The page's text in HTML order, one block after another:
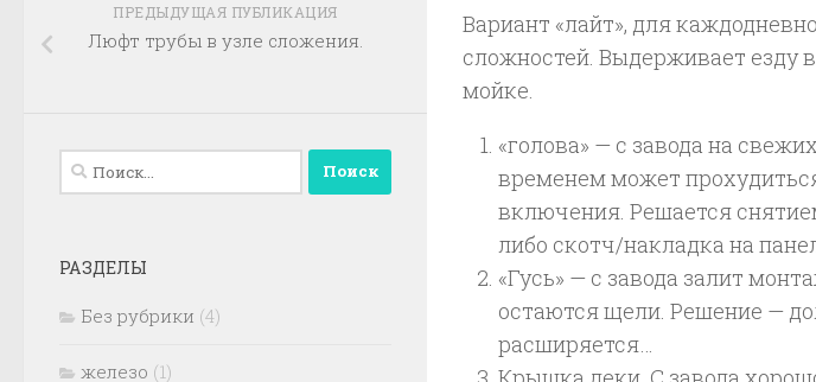
Вариант «лайт», для
сложностей. Выдерживает езду
мойке.
«голова» — с завода на
временем может
включения. Решается
либо скотч/накладка на
«Гусь» — с завода залит
остаются щели. Решение —
расширяется…
ПРЕДЫДУЩАЯ ПУБЛИКАЦИЯ
Люфт трубы в узле сложения.
Найти:
РАЗДЕЛЫ
Без рубрики (4)
железо (1)